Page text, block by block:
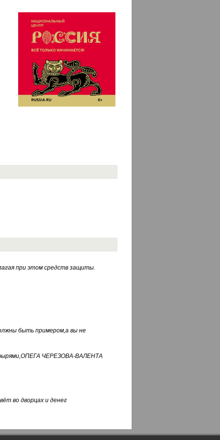
при этом средств защиты.
быть примером,а вы не
ЧЕРЕЗОВА-ВАЛЕНТА
во дворцах и денег